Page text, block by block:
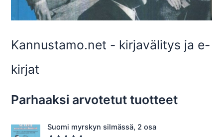
Kannustamo.net - kirjavälitys ja e-
kirjat
Parhaaksi arvotetut tuotteet
Suomi myrskyn silmässä, 2 osa